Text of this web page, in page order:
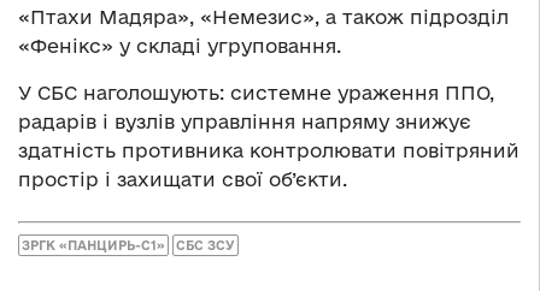
«Птахи Мадяра», «Немезис», а також підрозділ
«Фенікс» у складі угруповання.
У СБС наголошують: системне ураження ППО,
радарів і вузлів управління напряму знижує
здатність противника контролювати повітряний
простір і захищати свої об’єкти.
ЗРГК «ПАНЦИРЬ-С1» СБС ЗСУ